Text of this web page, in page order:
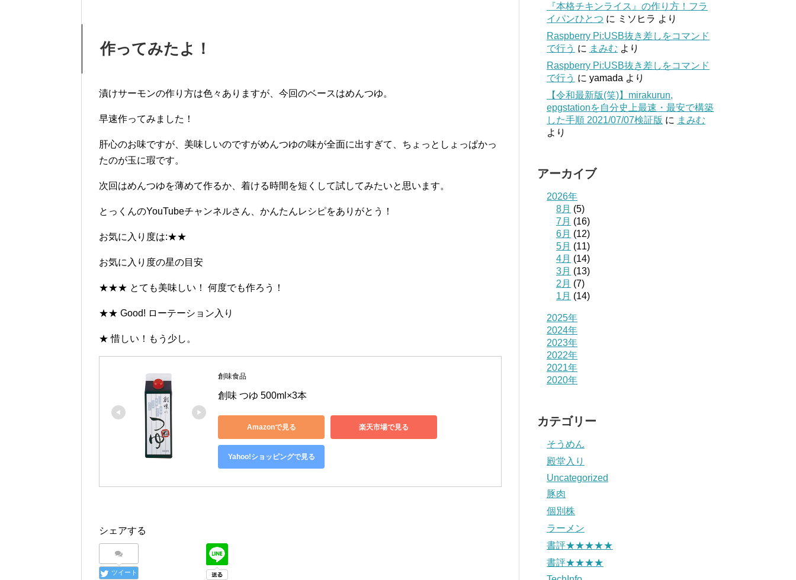
作ってみたよ！
漬けサーモンの作り方は色々ありますが、今回のベースはめんつゆ。
早速作ってみました！
肝心のお味ですが、美味しいのですがめんつゆの味が全面に出すぎて、ちょっとしょっぱかっ
たのが玉に瑕です。
次回はめんつゆを薄めて作るか、着ける時間を短くして試してみたいと思います。
とっくんのYouTubeチャンネルさん、かんたんレシピをありがとう！
お気に入り度は:★★
お気に入り度の星の目安
★★★ とても美味しい！ 何度でも作ろう！
★★ Good! ローテーション入り
★ 惜しい！もう少し。
創味食品
創味 つゆ 500ml×3本
Amazonで見る 楽天市場で見る
Yahoo!ショッピングで見る
シェアする
ツイート
『本格チキンライス』の作り方！フラ
イパンひとつ に ミソヒラ より
Raspberry Pi:USB抜き差しをコマンド
で行う に まみむ より
Raspberry Pi:USB抜き差しをコマンド
で行う に yamada より
【令和最新版(笑)】mirakurun,
epgstationを自分史上最速・最安で構築
した手順 2021/07/07検証版 に まみむ
より
アーカイブ
2026年
8月 (5)
7月 (16)
6月 (12)
5月 (11)
4月 (14)
3月 (13)
2月 (7)
1月 (14)
2025年
2024年
2023年
2022年
2021年
2020年
カテゴリー
そうめん
殿堂入り
Uncategorized
豚肉
個別株
ラーメン
書評★★★★★
書評★★★★